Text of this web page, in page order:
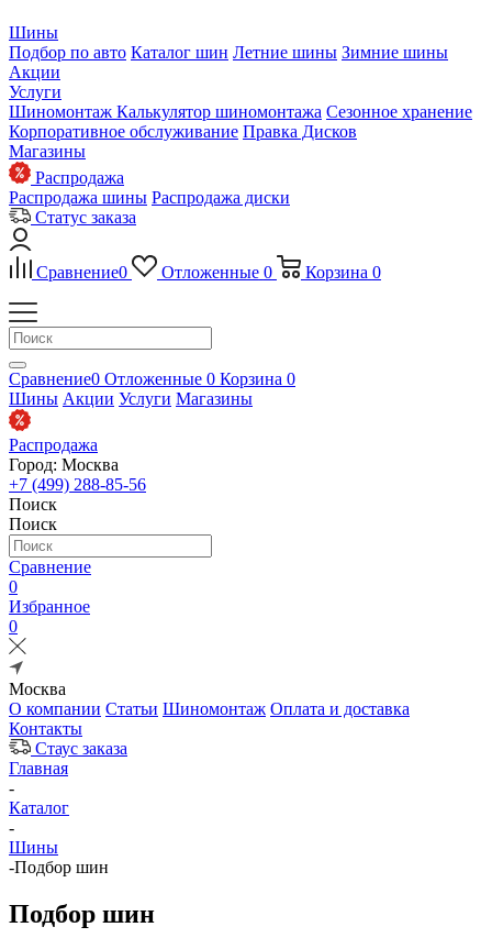
Шины
Подбор по авто Каталог шин Летние шины Зимние шины
Акции
Услуги
Шиномонтаж Калькулятор шиномонтажа Сезонное хранение
Корпоративное обслуживание Правка Дисков
Магазины
Распродажа
Распродажа шины Распродажа диски
Статус заказа
Сравнение0 Отложенные 0 Корзина 0
Сравнение0 Отложенные 0 Корзина 0
Шины Акции Услуги Магазины
Распродажа
Город: Москва
+7 (499) 288-85-56
Поиск
Поиск
Сравнение
0
Избранное
0
Москва
О компании Статьи Шиномонтаж Оплата и доставка
Контакты
Стаус заказа
Главная
-
Каталог
-
Шины
-Подбор шин
Подбор шин